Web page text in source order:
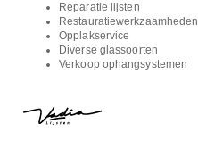
Reparatie lijsten
Restauratiewerkzaamheden
Opplakservice
Diverse glassoorten
Verkoop ophangsystemen